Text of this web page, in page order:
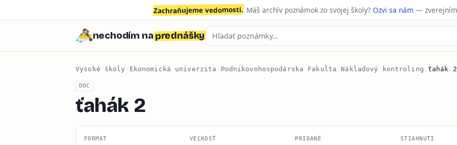
Zachraňujeme vedomosti. Máš archív poznámok zo svojej školy?Ozvi sa nám —
nechodím naprednášky
Vysoké školy › Ekonomická univerzita › Podnikovohospodárska Fakulta › Nákladový kontroling › ťahák 2
DOC
ťahák 2
FORMÁT VEĽKOSŤ PRIDANÉ STIAHNUTÍ